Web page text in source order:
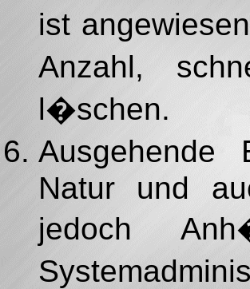
ist
Anzahl,
l�schen.
Ausgehende
Natur und
jedoch